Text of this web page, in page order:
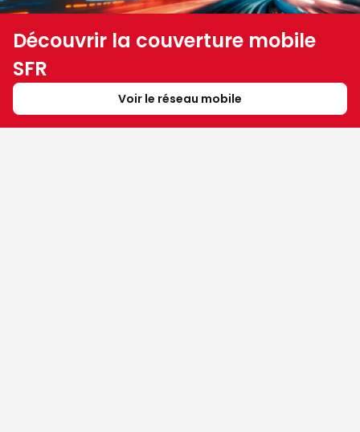
Découvrir la couverture mobile
SFR
Voir le réseau mobile